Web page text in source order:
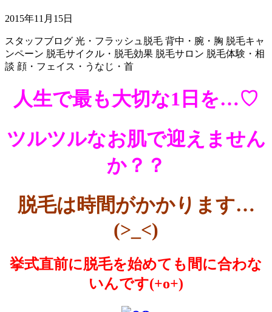
2015年11月15日
スタッフブログ 光・フラッシュ脱毛 背中・腕・胸 脱毛キャ
ンペーン 脱毛サイクル・脱毛効果 脱毛サロン 脱毛体験・相
談 顔・フェイス・うなじ・首
人生で最も大切な1日を…♡
ツルツルなお肌で迎えません
か？？
脱毛は時間がかかります…
(>_<)
挙式直前に脱毛を始めても間に合わな
いんです(+o+)